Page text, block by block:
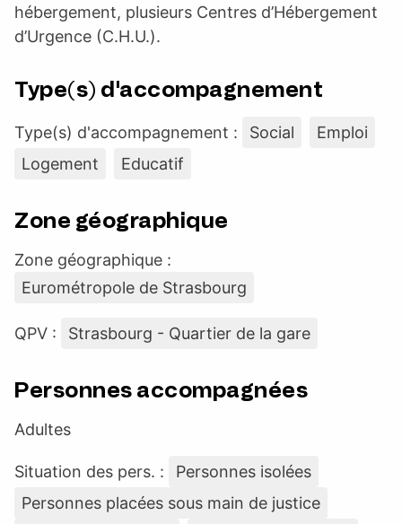
hébergement, plusieurs Centres d’Hébergement
d’Urgence (C.H.U.).
Type(s) d'accompagnement
Type(s) d'accompagnement : Social
Emploi
Logement
Educatif
Zone géographique
Zone géographique :
Eurométropole de Strasbourg
QPV : Strasbourg - Quartier de la gare
Personnes accompagnées
Adultes
Situation des pers. :
Personnes isolées
Personnes placées sous main de justice